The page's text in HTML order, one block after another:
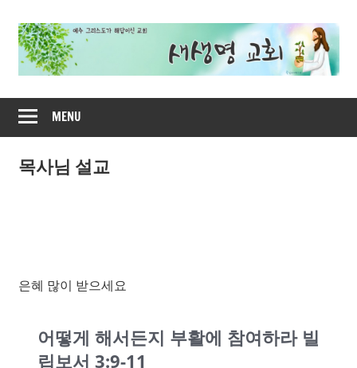
content
새
생
MENU
목사님 설교
은혜 많이 받으세요
어떻게 해서든지 부활에 참여하라 빌
립보서 3:9-11